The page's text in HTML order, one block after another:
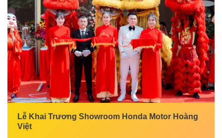
Lễ Khai Trương Showroom Honda Motor Hoàng
Việt